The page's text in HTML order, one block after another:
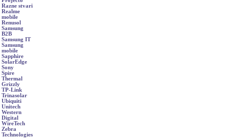
Razne stvari
Realme
mobile
Renusol
Samsung
B2B
Samsung IT
Samsung
mobile
Sapphire
SolarEdge
Sony
Spire
Thermal
Grizzly
TP-Link
Trinasolar
Ubiquiti
Unitech
Western
Digital
WireTech
Zebra
Technologies